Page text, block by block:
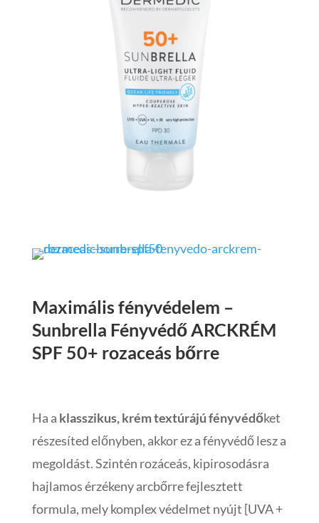
Maximális fényvédelem –
Sunbrella Fényvédő ARCKRÉM
SPF 50+ rozaceás bőrre
Ha a klasszikus, krém textúrájú fényvédőket
részesíted előnyben, akkor ez a fényvédő lesz a
megoldást. Szintén rozáceás, kipirosodásra
hajlamos érzékeny arcbőrre fejlesztett
formula, mely komplex védelmet nyújt [UVA +